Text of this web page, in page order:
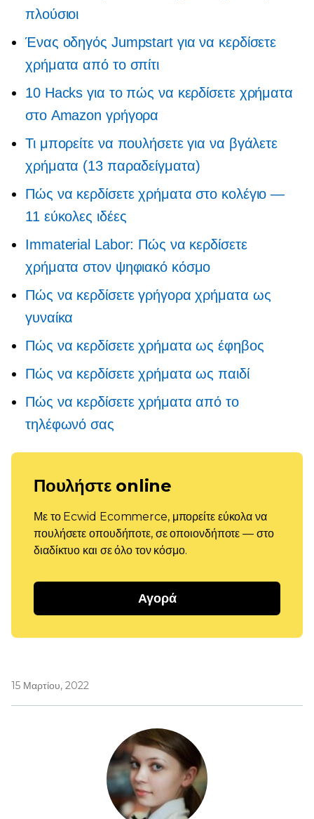
πλούσιοι
Ένας οδηγός Jumpstart για να κερδίσετε
χρήματα από το σπίτι
10 Hacks για το πώς να κερδίσετε χρήματα
στο Amazon γρήγορα
Τι μπορείτε να πουλήσετε για να βγάλετε
χρήματα (13 παραδείγματα)
Πώς να κερδίσετε χρήματα στο κολέγιο —
11 εύκολες ιδέες
Immaterial Labor: Πώς να κερδίσετε
χρήματα στον ψηφιακό κόσμο
Πώς να κερδίσετε γρήγορα χρήματα ως
γυναίκα
Πώς να κερδίσετε χρήματα ως έφηβος
Πώς να κερδίσετε χρήματα ως παιδί
Πώς να κερδίσετε χρήματα από το
τηλέφωνό σας
Πουλήστε online
Με το Ecwid Ecommerce, μπορείτε εύκολα να
πουλήσετε οπουδήποτε, σε οποιονδήποτε — στο
διαδίκτυο και σε όλο τον κόσμο.
Αγορά
15 Μαρτίου, 2022